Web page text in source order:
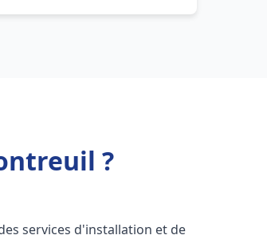
?
services d'installation et de